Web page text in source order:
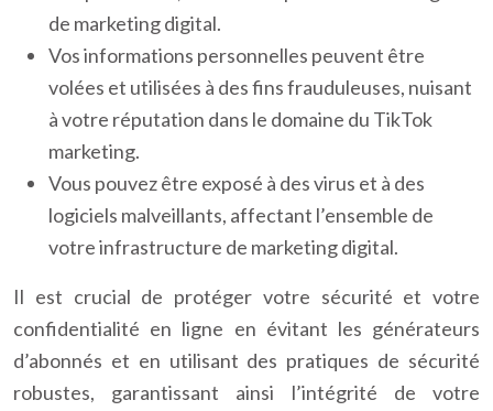
de marketing digital.
Vos informations personnelles peuvent être
volées et utilisées à des fins frauduleuses, nuisant
à votre réputation dans le domaine du TikTok
marketing.
Vous pouvez être exposé à des virus et à des
logiciels malveillants, affectant l’ensemble de
votre infrastructure de marketing digital.
Il est crucial de protéger votre sécurité et votre
confidentialité en ligne en évitant les générateurs
d’abonnés et en utilisant des pratiques de sécurité
robustes, garantissant ainsi l’intégrité de votre